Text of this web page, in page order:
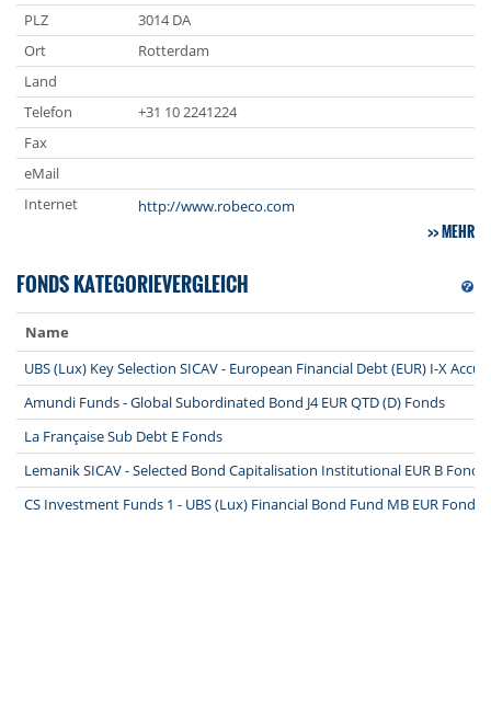
PLZ
3014 DA
Ort
Rotterdam
Land
Telefon
+31 10 2241224
Fax
eMail
Internet
http://www.robeco.com
MEHR
FONDS KATEGORIEVERGLEICH
Name
UBS (Lux) Key Selection SICAV - European Financial Debt (EUR) I-X
Amundi Funds - Global Subordinated Bond J4 EUR QTD (D) Fonds
La Française Sub Debt E Fonds
Lemanik SICAV - Selected Bond Capitalisation Institutional EUR B Fonds
CS Investment Funds 1 - UBS (Lux) Financial Bond Fund MB EUR Fonds